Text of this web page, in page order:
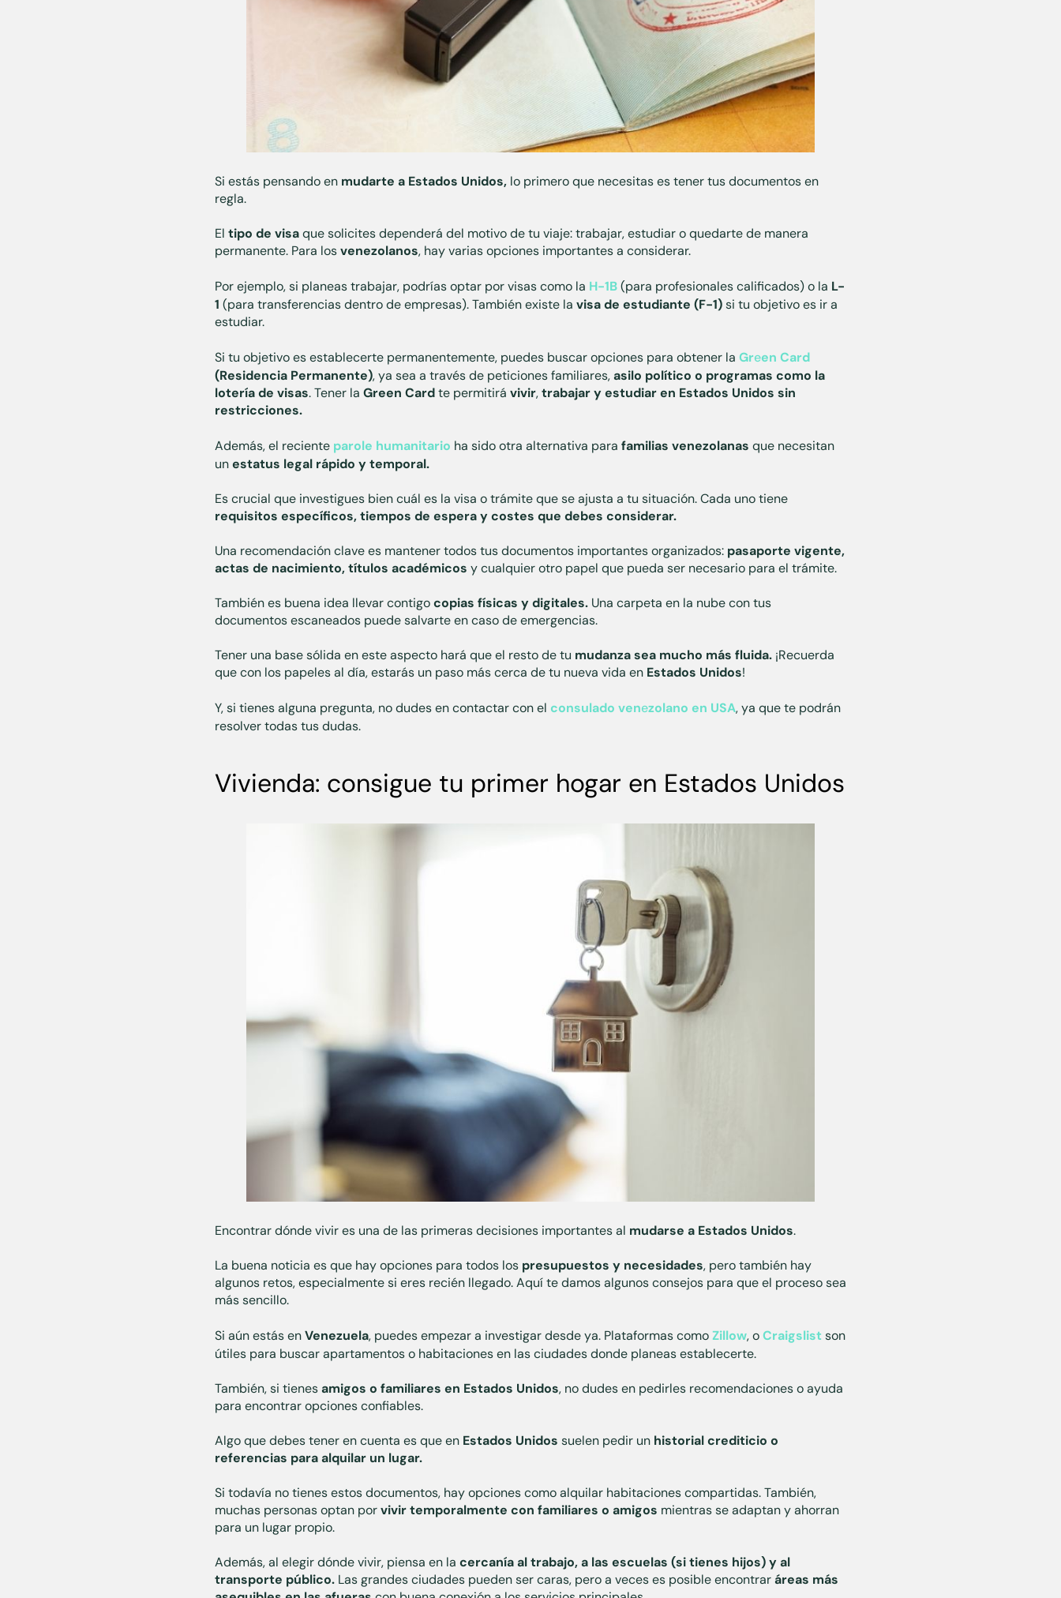
Si estás pensando en mudarte a Estados Unidos, lo primero que necesitas es tener tus documentos en
regla.
El tipo de visaque solicites dependerá del motivo de tu viaje: trabajar, estudiar o quedarte de manera
permanente. Para losvenezolanos, hay varias opciones importantes a considerar.
Por ejemplo, si planeas trabajar, podrías optar por visas como la H-1B(para profesionales calificados) o la L-
1 (para transferencias dentro de empresas). También existe la visa de estudiante (F-1)si tu objetivo es ir a
estudiar.
Si tu objetivo es establecerte permanentemente, puedes buscar opciones para obtener la Green Card
(Residencia Permanente), ya sea a través de peticiones familiares,asilo político o programas como la
lotería de visas. Tener la Green Cardte permitirá vivir,trabajar y estudiar en Estados Unidos sin
restricciones.
Además, el reciente parole humanitario ha sido otra alternativa para familias venezolanas que necesitan
unestatus legal rápido y temporal.
Es crucial que investigues bien cuál es la visa o trámite que se ajusta a tu situación. Cada uno tiene
requisitos específicos, tiempos de espera y costes que debes considerar.
Una recomendación clave es mantener todos tus documentos importantes organizados: pasaporte vigente,
actas de nacimiento, títulos académicos y cualquier otro papel que pueda ser necesario para el trámite.
También es buena idea llevar contigocopias físicas y digitales. Una carpeta en la nube con tus
documentos escaneados puede salvarte en caso de emergencias.
Tener una base sólida en este aspecto hará que el resto de tu mudanza sea mucho más fluida. ¡Recuerda
que con los papeles al día, estarás un paso más cerca de tu nueva vida en Estados Unidos!
Y, si tienes alguna pregunta, no dudes en contactar con el consulado venezolano en USA, ya que te podrán
resolver todas tus dudas.
Vivienda: consigue tu primer hogar en Estados Unidos
Encontrar dónde vivir es una de las primeras decisiones importantes al mudarse a Estados Unidos.
La buena noticia es que hay opciones para todos los presupuestos y necesidades, pero también hay
algunos retos, especialmente si eres recién llegado. Aquí te damos algunos consejos para que el proceso sea
más sencillo.
Si aún estás enVenezuela, puedes empezar a investigar desde ya. Plataformas comoZillow, oCraigslist son
útiles para buscar apartamentos o habitaciones en las ciudades donde planeas establecerte.
También, si tienesamigos o familiares en Estados Unidos, no dudes en pedirles recomendaciones o ayuda
para encontrar opciones confiables.
Algo que debes tener en cuenta es que en Estados Unidos suelen pedir un historial crediticio o
referencias para alquilar un lugar.
Si todavía no tienes estos documentos, hay opciones como alquilar habitaciones compartidas. También,
muchas personas optan porvivir temporalmente con familiares o amigos mientras se adaptan y ahorran
para un lugar propio.
Además, al elegir dónde vivir, piensa en la cercanía al trabajo, a las escuelas (si tienes hijos) y al
transporte público. Las grandes ciudades pueden ser caras, pero a veces es posible encontraráreas más